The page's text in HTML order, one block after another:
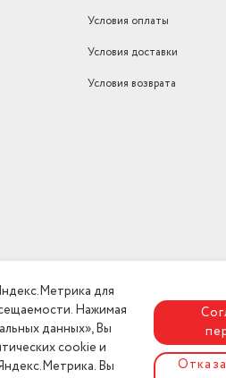
Условия оплаты
Условия доставки
Условия возврата
для
Нажимая
данных», Вы
cookie и
Вы